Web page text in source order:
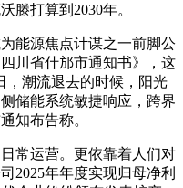
滕打算到2030年。
源焦点计谋之一前脚公
川省什邡市通知书》，这
，潮流退去的时候，阳光
储能系统敏捷响应，跨界
知布告称。
运营。更依靠着人们对
2025年年度实现归母净利